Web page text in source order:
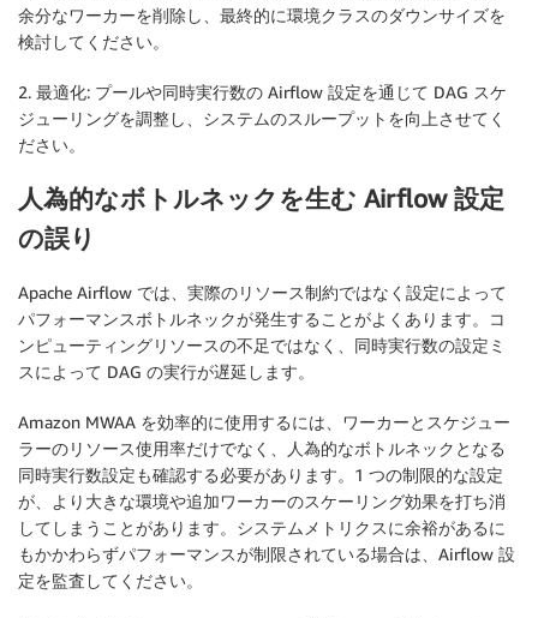
余分なワーカーを削除し、最終的に環境クラスのダウンサイズを
検討してください。
2. 最適化: プールや同時実行数の Airflow 設定を通じて DAG スケ
ジューリングを調整し、システムのスループットを向上させてく
ださい。
人為的なボトルネックを生む Airflow 設定
の誤り
Apache Airflow では、実際のリソース制約ではなく設定によって
パフォーマンスボトルネックが発生することがよくあります。コ
ンピューティングリソースの不足ではなく、同時実行数の設定ミ
スによって DAG の実行が遅延します。
Amazon MWAA を効率的に使用するには、ワーカーとスケジュー
ラーのリソース使用率だけでなく、人為的なボトルネックとなる
同時実行数設定も確認する必要があります。1 つの制限的な設定
が、より大きな環境や追加ワーカーのスケーリング効果を打ち消
してしまうことがあります。システムメトリクスに余裕があるに
もかかわらずパフォーマンスが制限されている場合は、Airflow 設
定を監査してください。